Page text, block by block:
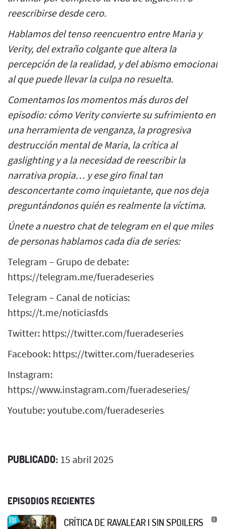
reescribirse desde cero.
Hablamos del tenso reencuentro entre Maria y
Verity, del extraño colgante que altera la
percepción de la realidad, y del abismo emocional
al que puede llevar la culpa no resuelta.
Comentamos los momentos más duros del
episodio: cómo Verity convierte su sufrimiento en
una herramienta de venganza, la progresiva
destrucción mental de Maria, la crítica al
gaslighting y a la necesidad de reescribir la
narrativa propia… y ese giro final tan
desconcertante como inquietante, que nos deja
preguntándonos quién es realmente la víctima.
Únete a nuestro chat de telegram en el que miles
de personas hablamos cada dia de series:
Telegram – Grupo de debate:
https://telegram.me/fueradeseries
Telegram – Canal de noticias:
https://t.me/noticiasfds
Twitter: https://twitter.com/fueradeseries
Facebook: https://twitter.com/fueradeseries
Instagram:
https://www.instagram.com/fueradeseries/
Youtube: youtube.com/fueradeseries
PUBLICADO: 15 abril 2025
EPISODIOS RECIENTES
CRÍTICA DE RAVALEAR | SIN SPOILERS